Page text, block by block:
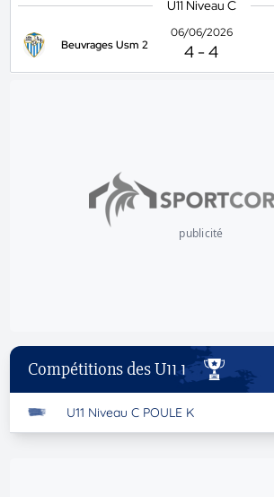
U11 Niveau C
Beuvrages Usm 2
06/06/2026
4 -4
publicité
Compétitions des U11 1
U11 Niveau C POULE K